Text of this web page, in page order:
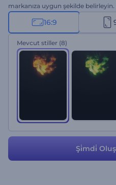
markanıza uygun şekilde belirleyin.
dinamik sunumlar, reklam
introları vs. için ideal. Hemen
alevlendirin!
16:9
Mevcut stiller (8)
Şi̇mdi̇